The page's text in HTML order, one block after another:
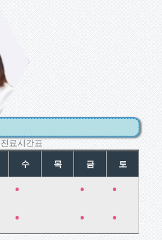
진료시간표
수 목 금 토
• • •
• • •